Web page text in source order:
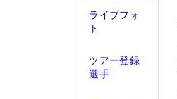
ライブフォ
ト
ツアー登録
選手